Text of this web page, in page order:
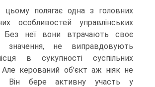
полягає одна з головних
особливостей управлінських
Без неї вони втрачають своє
значення, не виправдовують
в сукупності суспільних
Але керований об'єкт аж ніяк не
Він бере активну участь у